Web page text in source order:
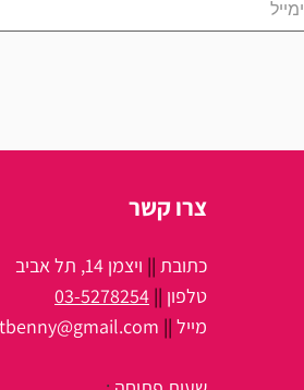
צרו קשר
כתובת || ויצמן 14, תל אביב
טלפון ||
03-5278254
|| מייל